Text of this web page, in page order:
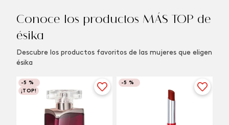
Conoce los productos MÁS TOP de
ésika
Descubre los productos favoritos de las mujeres que eligen
ésika
-5 %
¡TOP!
-5 %